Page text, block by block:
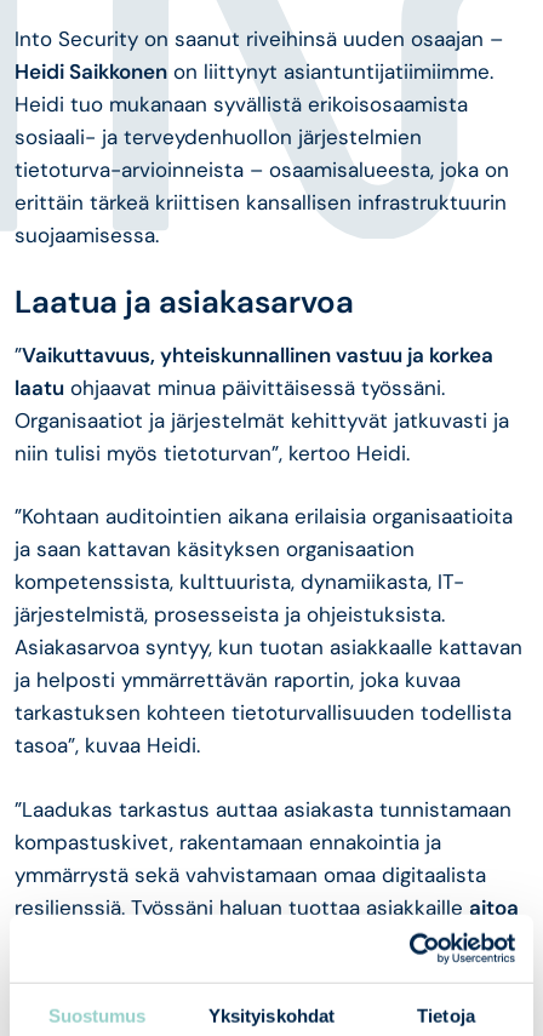
Suostumus Yksityiskohdat Tietoja
Into Security on saanut riveihinsä uuden osaajan –
Heidi Saikkonen on liittynyt asiantuntijatiimiimme.
Heidi tuo mukanaan syvällistä erikoisosaamista
sosiaali- ja terveydenhuollon järjestelmien
tietoturva-arvioinneista – osaamisalueesta, joka on
erittäin tärkeä kriittisen kansallisen infrastruktuurin
suojaamisessa.
Laatua ja asiakasarvoa
”Vaikuttavuus, yhteiskunnallinen vastuu ja korkea
laatu ohjaavat minua päivittäisessä työssäni.
Organisaatiot ja järjestelmät kehittyvät jatkuvasti ja
niin tulisi myös tietoturvan”, kertoo Heidi.
”Kohtaan auditointien aikana erilaisia organisaatioita
ja saan kattavan käsityksen organisaation
kompetenssista, kulttuurista, dynamiikasta, IT-
järjestelmistä, prosesseista ja ohjeistuksista.
Asiakasarvoa syntyy, kun tuotan asiakkaalle kattavan
ja helposti ymmärrettävän raportin, joka kuvaa
tarkastuksen kohteen tietoturvallisuuden todellista
tasoa”, kuvaa Heidi.
”Laadukas tarkastus auttaa asiakasta tunnistamaan
kompastuskivet, rakentamaan ennakointia ja
ymmärrystä sekä vahvistamaan omaa digitaalista
resilienssiä. Työssäni haluan tuottaa asiakkaille aitoa
, en vain muodollisia rasti ruutuun -